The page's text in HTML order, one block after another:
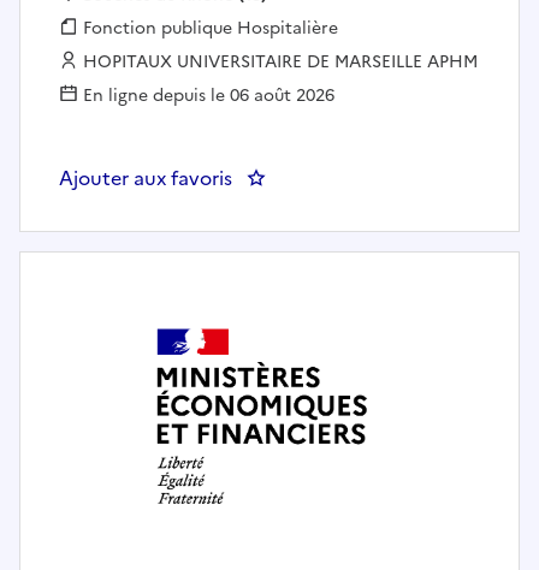
Fonction publique :
Fonction publique Hospitalière
Employeur :
HOPITAUX UNIVERSITAIRE DE MARSEILLE APHM
En ligne depuis le 06 août 2026
Ajouter aux favoris : CADRE SUPERIEUR DE